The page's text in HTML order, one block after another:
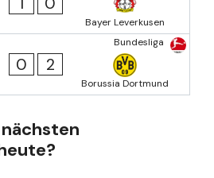
Bayer Leverkusen
Bundesliga
0 2
Borussia Dortmund